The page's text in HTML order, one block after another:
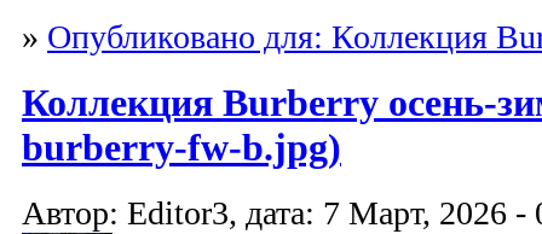
» Опубликовано для: Коллекция
Коллекция Burberry осень-
burberry-fw-b.jpg)
Автор: Editor3, дата: 7 Март, 2026 -